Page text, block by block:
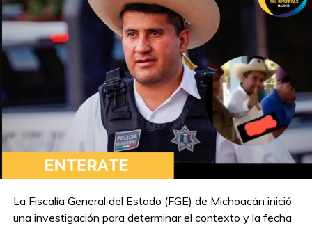
La Fiscalía General del Estado (FGE) de Michoacán inició
una investigación para determinar el contexto y la fecha